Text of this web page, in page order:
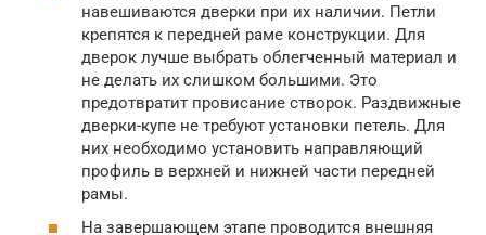
навешиваются дверки при их наличии. Петли
крепятся к передней раме конструкции. Для
дверок лучше выбрать облегченный материал и
не делать их слишком большими. Это
предотвратит провисание створок. Раздвижные
дверки-купе не требуют установки петель. Для
них необходимо установить направляющий
профиль в верхней и нижней части передней
рамы.
На завершающем этапе проводится внешняя